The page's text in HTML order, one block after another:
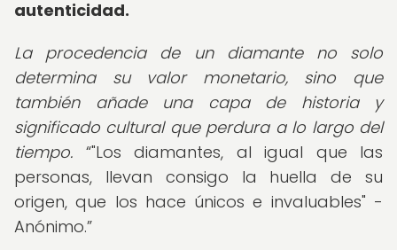
autenticidad.
La procedencia de un diamante no solo
determina su valor monetario, sino que
también añade una capa de historia y
significado cultural que perdura a lo largo del
tiempo.
"Los diamantes, al igual que las
personas, llevan consigo la huella de su
origen, que los hace únicos e invaluables" -
Anónimo.